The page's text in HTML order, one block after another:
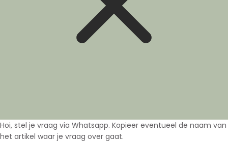
Hoi, stel je vraag via Whatsapp. Kopieer eventueel de naam van
het artikel waar je vraag over gaat.